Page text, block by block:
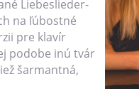
Liebeslieder-
na ľúbostné
pre klavír
podobe inú tvár
šarmantná,